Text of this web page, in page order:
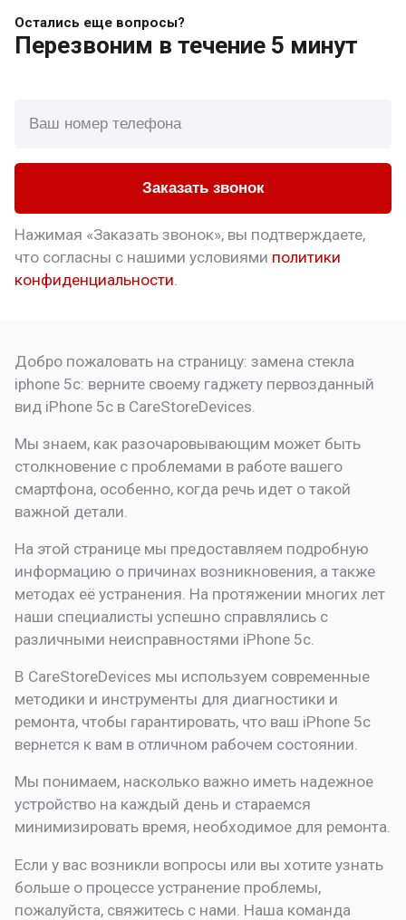
Остались еще вопросы?
Перезвоним в течение 5 минут
Заказать звонок
Нажимая «Заказать звонок», вы подтверждаете,
что согласны с нашими условиями политики
конфиденциальности
Добро пожаловать на страницу:замена стекла
iphone 5c: верните своему гаджету первозданный
вид iPhone 5c в CareStoreDevices.
Мы знаем, как разочаровывающим может быть
столкновение с проблемами в работе вашего
смартфона, особенно, когда речь идет о такой
важной детали.
На этой странице мы предоставляем подробную
информацию о причинах возникновения, а также
методах её устранения. На протяжении многих лет
наши специалисты успешно справлялись с
различными неисправностями iPhone 5c.
В CareStoreDevices мы используем современные
методики и инструменты для диагностики и
ремонта, чтобы гарантировать, что ваш iPhone 5c
вернется к вам в отличном рабочем состоянии.
Мы понимаем, насколько важно иметь надежное
устройство на каждый день и стараемся
минимизировать время, необходимое для ремонта.
Если у вас возникли вопросы или вы хотите узнать
больше о процессе устранение проблемы,
пожалуйста, свяжитесь с нами. Наша команда